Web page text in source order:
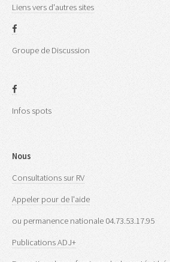
Liens vers d'autres sites
Groupe de Discussion
Infos spots
Nous
Consultations sur RV
Appeler pour de l'aide
ou permanence nationale 04.73.53.17.95
Publications ADJ+